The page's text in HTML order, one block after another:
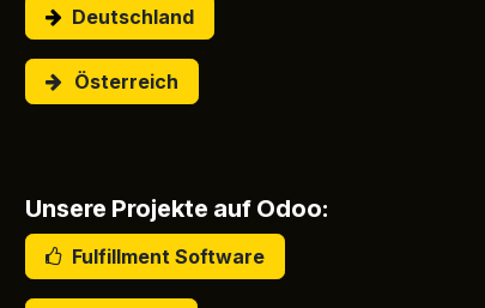
Deutschland
Österreich
Unsere Projekte auf Odoo:
Fulfillment Software